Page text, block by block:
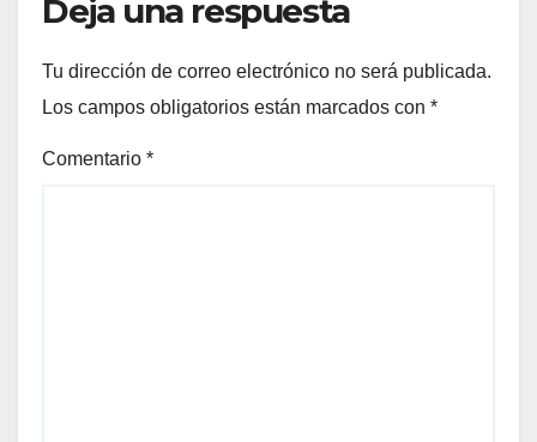
Deja una respuesta
Tu dirección de correo electrónico no será publicada.
Los campos obligatorios están marcados con *
Comentario *